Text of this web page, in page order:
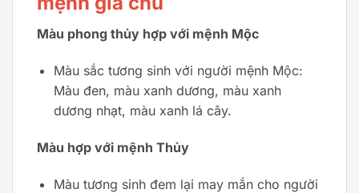
Màu phong thủy hợp với mệnh Mộc
Màu sắc tương sinh với người mệnh Mộc:
Màu đen, màu xanh dương, màu xanh
dương nhạt, màu xanh lá cây.
Màu hợp với mệnh Thủy
Màu tương sinh đem lại may mắn cho người